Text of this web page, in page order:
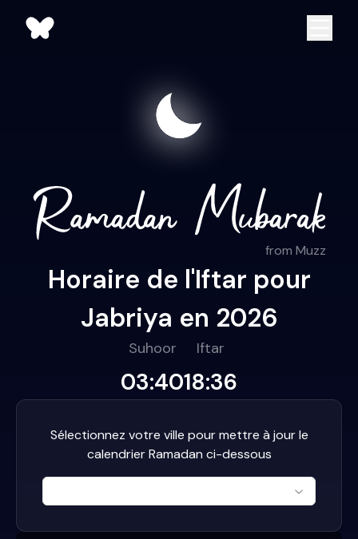
from Muzz
Horaire de l'Iftar pour
Jabriya en 2026
Suhoor
03:40
Iftar
18:36
Sélectionnez votre ville pour mettre à jour le
calendrier Ramadan ci-dessous